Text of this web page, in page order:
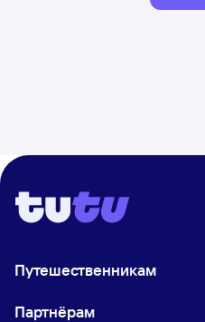
Путешественникам
Партнёрам